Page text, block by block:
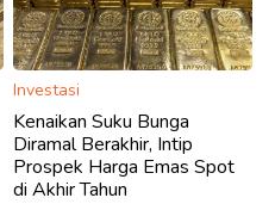
Investasi
Kenaikan Suku Bunga
Diramal Berakhir, Intip
Prospek Harga Emas Spot
di Akhir Tahun